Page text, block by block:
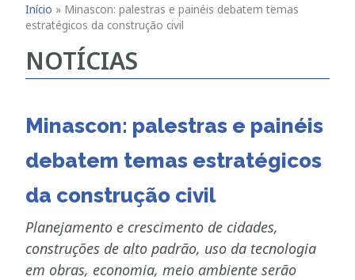
Início » Minascon: palestras e painéis debatem temas
estratégicos da construção civil
NOTÍCIAS
Minascon: palestras e painéis
debatem temas estratégicos
da construção civil
Planejamento e crescimento de cidades,
construções de alto padrão, uso da tecnologia
em obras, economia, meio ambiente serão